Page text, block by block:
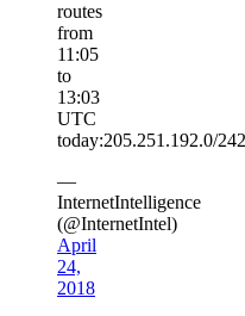
routes
from
11:05
to
13:03
UTC
today:205.251.192.0/
—
InternetIntelligence
(@InternetIntel)
April
24,
2018